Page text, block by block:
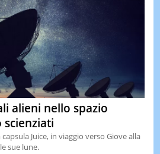
alieni nello spazio
Juice, in viaggio verso Giove alla
sue lune.